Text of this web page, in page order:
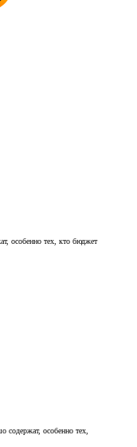
особенно тех, кто бюджет
содержат, особенно тех,